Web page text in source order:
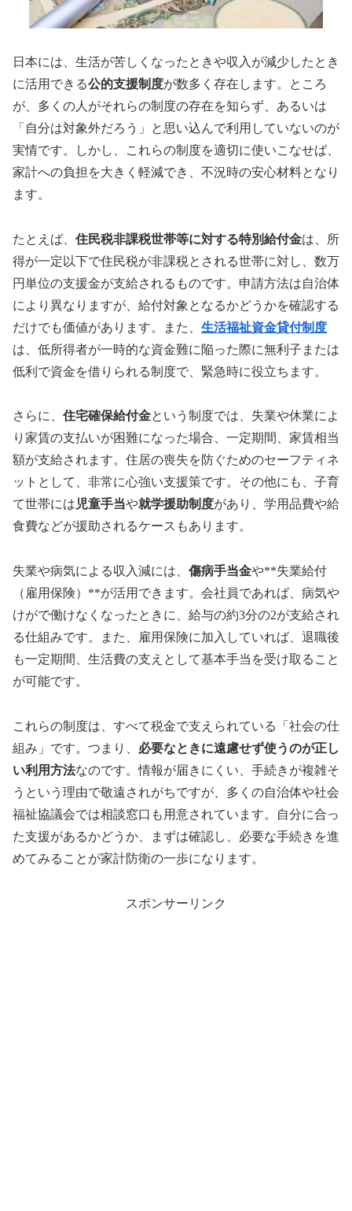
日本には、生活が苦しくなったときや収入が減少したとき
に活用できる公的支援制度が数多く存在します。ところ
が、多くの人がそれらの制度の存在を知らず、あるいは
「自分は対象外だろう」と思い込んで利用していないのが
実情です。しかし、これらの制度を適切に使いこなせば、
家計への負担を大きく軽減でき、不況時の安心材料となり
ます。
たとえば、 住民税非課税世帯等に対する特別給付金は、所
得が一定以下で住民税が非課税とされる世帯に対し、数万
円単位の支援金が支給されるものです。申請方法は自治体
により異なりますが、給付対象となるかどうかを確認する
だけでも価値があります。また、 生活福祉資金貸付制度
は、低所得者が一時的な資金難に陥った際に無利子または
低利で資金を借りられる制度で、緊急時に役立ちます。
さらに、 住宅確保給付金という制度では、失業や休業によ
り家賃の支払いが困難になった場合、一定期間、家賃相当
額が支給されます。住居の喪失を防ぐためのセーフティネ
ットとして、非常に心強い支援策です。その他にも、子育
て世帯には 児童手当や就学援助制度があり、学用品費や給
食費などが援助されるケースもあります。
失業や病気による収入減には、 傷病手当金や**失業給付
（雇用保険）**が活用できます。会社員であれば、病気や
けがで働けなくなったときに、給与の約3分の2が支給され
る仕組みです。また、雇用保険に加入していれば、退職後
も一定期間、生活費の支えとして基本手当を受け取ること
が可能です。
これらの制度は、すべて税金で支えられている「社会の仕
組み」です。つまり、 必要なときに遠慮せず使うのが正し
い利用方法なのです。情報が届きにくい、手続きが複雑そ
うという理由で敬遠されがちですが、多くの自治体や社会
福祉協議会では相談窓口も用意されています。自分に合っ
た支援があるかどうか、まずは確認し、必要な手続きを進
めてみることが家計防衛の一歩になります。
スポンサーリンク